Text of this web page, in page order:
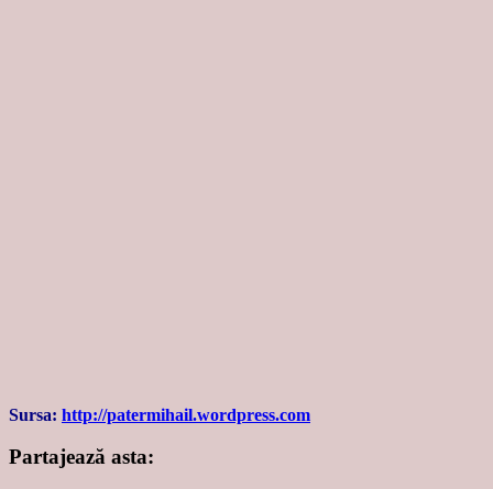
Sursa: http://patermihail.wordpress.com
Partajează asta: